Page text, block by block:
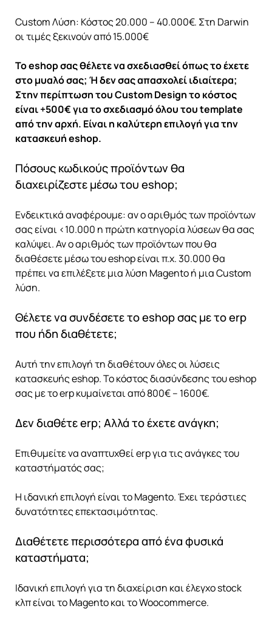
Custom Λύση: Κόστος 20.000 – 40.000€. Στη Darwin
οι τιμές ξεκινούν από 15.000€
Το eshop σας θέλετε να σχεδιασθεί όπως το έχετε
στο μυαλό σας; Ή δεν σας απασχολεί ιδιαίτερα;
Στην περίπτωση του Custom Design το κόστος
είναι +500€ για το σχεδιασμό όλου του template
από την αρχή. Είναι η καλύτερη επιλογή για την
κατασκευή eshop.
Πόσους κωδικούς προϊόντων θα
διαχειρίζεστε μέσω του eshop;
Ενδεικτικά αναφέρουμε: αν ο αριθμός των προϊόντων
σας είναι <10.000 η πρώτη κατηγορία λύσεων θα σας
καλύψει. Αν ο αριθμός των προϊόντων που θα
διαθέσετε μέσω του eshop είναι π.χ. 30.000 θα
πρέπει να επιλέξετε μια λύση Magento ή μια Custom
λύση.
Θέλετε να συνδέσετε το eshop σας με το erp
που ήδη διαθέτετε;
Αυτή την επιλογή τη διαθέτουν όλες οι λύσεις
κατασκευής eshop. Το κόστος διασύνδεσης του eshop
σας με το erp κυμαίνεται από 800€ – 1600€.
Δεν διαθέτε erp; Αλλά το έχετε ανάγκη;
Επιθυμείτε να αναπτυχθεί erp για τις ανάγκες του
καταστήματός σας;
Η ιδανική επιλογή είναι το Magento. Έχει τεράστιες
δυνατότητες επεκτασιμότητας.
Διαθέτετε περισσότερα από ένα φυσικά
καταστήματα;
Ιδανική επιλογή για τη διαχείριση και έλεγχο stock
κλπ είναι το Magento και το Woocommerce.